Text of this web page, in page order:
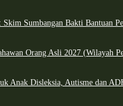
Skim Sumbangan Bakti Bantuan
Orang Asli 2027 (Wilayah
Anak Disleksia, Autisme dan